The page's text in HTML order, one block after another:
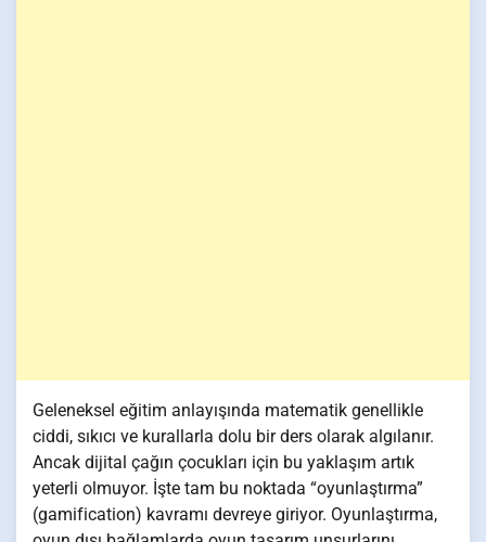
Geleneksel eğitim anlayışında matematik genellikle
ciddi, sıkıcı ve kurallarla dolu bir ders olarak algılanır.
Ancak dijital çağın çocukları için bu yaklaşım artık
yeterli olmuyor. İşte tam bu noktada “oyunlaştırma”
(gamification) kavramı devreye giriyor. Oyunlaştırma,